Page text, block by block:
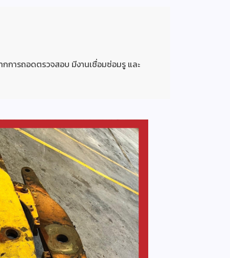
การถอดตรวจสอบ มีงานเชื่อมซ่อมรู และ